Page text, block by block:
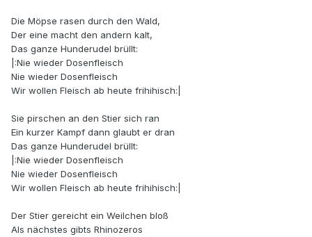
Die Möpse rasen durch den Wald,
Der eine macht den andern kalt,
Das ganze Hunderudel brüllt:
|:Nie wieder Dosenfleisch
Nie wieder Dosenfleisch
Wir wollen Fleisch ab heute frihihisch:|
Sie pirschen an den Stier sich ran
Ein kurzer Kampf dann glaubt er dran
Das ganze Hunderudel brüllt:
|:Nie wieder Dosenfleisch
Nie wieder Dosenfleisch
Wir wollen Fleisch ab heute frihihisch:|
Der Stier gereicht ein Weilchen bloß
Als nächstes gibts Rhinozeros